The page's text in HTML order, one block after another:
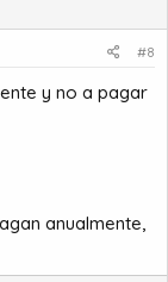
#8
y no a pagar
anualmente,